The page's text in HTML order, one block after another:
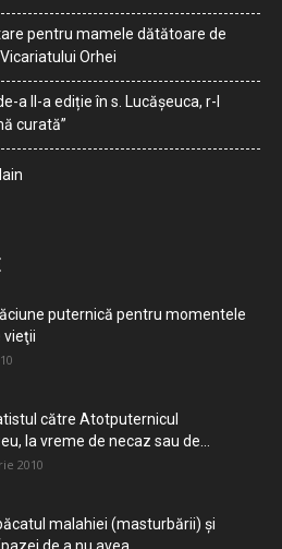
pentru mamele dătătoare de
Orhei
a II-a ediție în s. Lucășeuca, r-l
curată”
puternică pentru momentele
vieţii
către Atotputernicul
la vreme de necaz sau de...
2010
malahiei (masturbării) şi